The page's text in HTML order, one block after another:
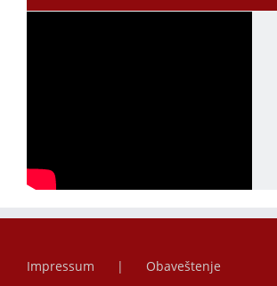
Impressum Obaveštenje